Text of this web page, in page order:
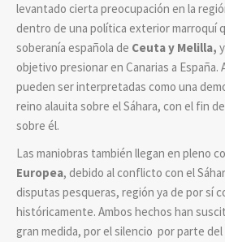
levantado cierta preocupación en la
dentro de una política exterior marroquí
soberanía española de Ceuta y Melilla,
objetivo presionar en Canarias a España.
pueden ser interpretadas como una
reino alauita sobre el Sáhara, con el fin
sobre él.
Las maniobras también llegan en pleno
Europea, debido al conflicto con el
disputas pesqueras, región ya de por sí
históricamente. Ambos hechos han
gran medida, por el silencio por parte